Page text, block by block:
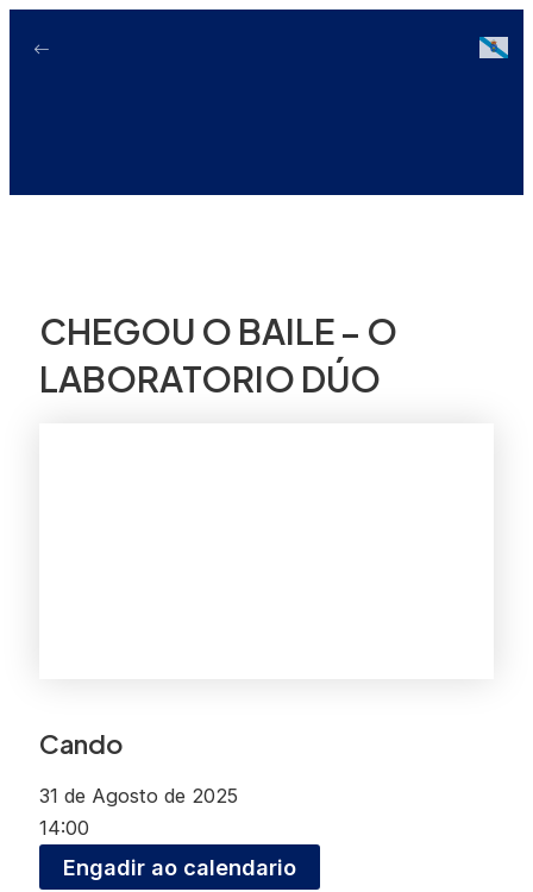
CHEGOU O BAILE – O
LABORATORIO DÚO
Cando
31 de Agosto de 2025
14:00
Engadir ao calendario